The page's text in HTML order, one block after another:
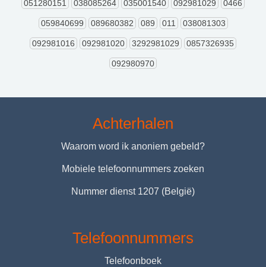
051280151 038085264 035001540 092981029 0466
059840699 089680382 089 011 038081303
092981016 092981020 3292981029 0857326935
092980970
Achterhalen
Waarom word ik anoniem gebeld?
Mobiele telefoonnummers zoeken
Nummer dienst 1207 (België)
Telefoonnummers
Telefoonboek